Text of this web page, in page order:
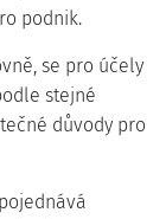
podnik.
se pro účely
stejné
důvody pro